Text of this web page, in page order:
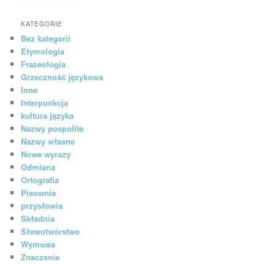
KATEGORIE
Bez kategorii
Etymologia
Frazeologia
Grzeczność językowa
Inne
Interpunkcja
kultura języka
Nazwy pospolite
Nazwy własne
Nowe wyrazy
Odmiana
Ortografia
Pisownia
przysłowia
Składnia
Słowotwórstwo
Wymowa
Znaczenie